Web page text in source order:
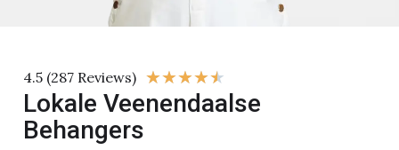
4.5 (287 Reviews) ★★★★★
Lokale Veenendaalse
Behangers